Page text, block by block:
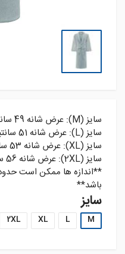
سایز (M): عرض شانه 49 سانتیمتر - قد حوله 115 سانتیمتر
سایز (L): عرض شانه 51 سانتیمتر - قد حوله 120 سانتیمتر
سایز (XL): عرض شانه 53 سانتیمتر - قد حوله 125 سانتیمتر
سایز (2XL): عرض شانه 56 سانتیمتر - قد حوله 130 سانتیمتر
باشد**
سایز
M
L
XL
2XL